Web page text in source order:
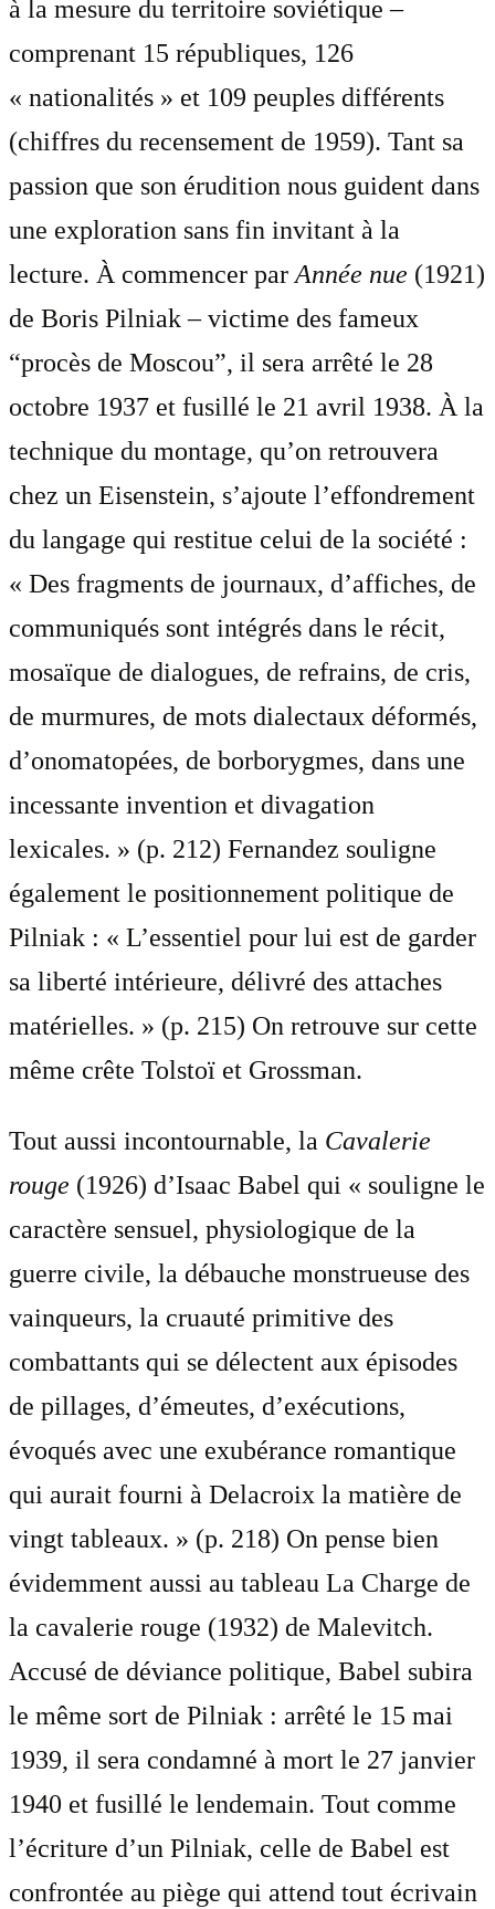
à la mesure du territoire soviétique –
comprenant 15 républiques, 126
« nationalités » et 109 peuples différents
(chiffres du recensement de 1959). Tant sa
passion que son érudition nous guident dans
une exploration sans fin invitant à la
lecture. À commencer par Année nue (1921)
de Boris Pilniak – victime des fameux
“procès de Moscou”, il sera arrêté le 28
octobre 1937 et fusillé le 21 avril 1938. À la
technique du montage, qu’on retrouvera
chez un Eisenstein, s’ajoute l’effondrement
du langage qui restitue celui de la société :
« Des fragments de journaux, d’affiches, de
communiqués sont intégrés dans le récit,
mosaïque de dialogues, de refrains, de cris,
de murmures, de mots dialectaux déformés,
d’onomatopées, de borborygmes, dans une
incessante invention et divagation
lexicales. » (p. 212) Fernandez souligne
également le positionnement politique de
Pilniak : « L’essentiel pour lui est de garder
sa liberté intérieure, délivré des attaches
matérielles. » (p. 215) On retrouve sur cette
même crête Tolstoï et Grossman.
Tout aussi incontournable, la Cavalerie
rouge (1926) d’Isaac Babel qui « souligne le
caractère sensuel, physiologique de la
guerre civile, la débauche monstrueuse des
vainqueurs, la cruauté primitive des
combattants qui se délectent aux épisodes
de pillages, d’émeutes, d’exécutions,
évoqués avec une exubérance romantique
qui aurait fourni à Delacroix la matière de
vingt tableaux. » (p. 218) On pense bien
évidemment aussi au tableau La Charge de
la cavalerie rouge (1932) de Malevitch.
Accusé de déviance politique, Babel subira
le même sort de Pilniak : arrêté le 15 mai
1939, il sera condamné à mort le 27 janvier
1940 et fusillé le lendemain. Tout comme
l’écriture d’un Pilniak, celle de Babel est
confrontée au piège qui attend tout écrivain